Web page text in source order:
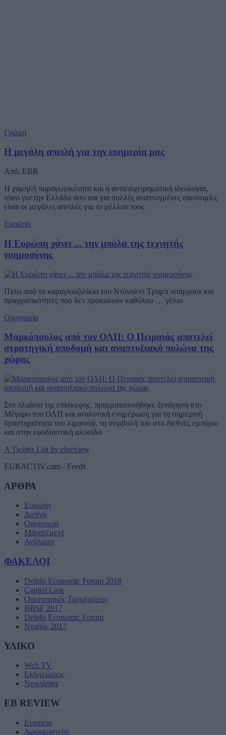
Γνώμη
Η μεγάλη απειλή για την ευημερία μας
Από: EBR
Η χαμηλή παραγωγικότητα και η αντιεπιχειρηματική ιδεολογία,
τόσο για την Ελλάδα όσο και για πολλές αναπτυγμένες οικονομίες
είναι οι μεγάλες απειλές για το μέλλον τους
Ευρώπη
Η Ευρώπη χάνει ... την μπάλα της τεχνητής
νοημοσύνης
Πίσω από τα καραγκιοζιλίκια του Ντόναλντ Τραμπ υπάρχουν και
πραγματικότητες που δεν προκαλούν καθόλου … γέλιο
Οικονομία
Μαρκόπουλος από τον ΟΛΠ: Ο Πειραιάς αποτελεί
στρατηγική υποδομή και αναπτυξιακό πυλώνα της
χώρας
Στο πλαίσιο της επίσκεψης, πραγματοποιήθηκε ξενάγηση στο
Μέγαρο του ΟΛΠ και αναλυτική ενημέρωση για τη σημερινή
δραστηριότητα του λιμανιού, τη συμβολή του στο διεθνές εμπόριο
και στην εφοδιαστική αλυσίδα
A Twitter List by ebreview
EURACTIV.com - Feeds
ΑΡΘΡΑ
Ευρώπη
Διεθνή
Οικονομία
Μάνατζμεντ
Ανάλυση
ΦΑΚΕΛΟΙ
Delphi Economic Forum 2018
Capital Link
Οικονομικός Ταχυδρόμος
BBSF 2017
Delphi Economic Forum
Νταβός 2017
ΥΛΙΚΟ
Web TV
Εκδηλώσεις
Newsletter
EB REVIEW
Εταιρεία
Διαφημιστείτε